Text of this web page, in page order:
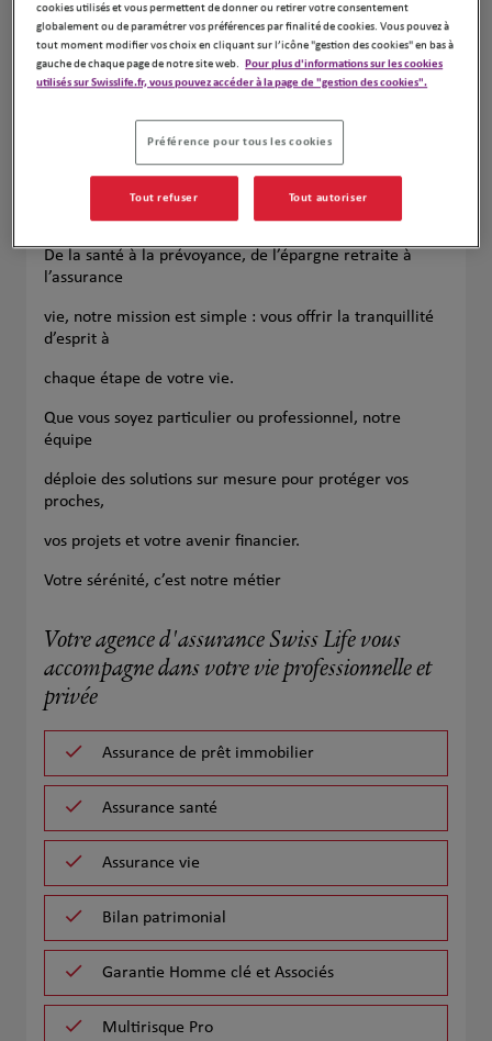
25 ans d’expertise pour sécuriser votre présent et
avenir.
De la santé à la prévoyance, de l’épargne retraite à
l’assurance
vie, notre mission est simple : vous offrir la tranquillité
d’esprit à
chaque étape de votre vie.
Que vous soyez particulier ou professionnel, notre
équipe
déploie des solutions sur mesure pour protéger vos
proches,
vos projets et votre avenir financier.
Votre sérénité, c’est notre métier
Votre agence d'assurance Swiss Life vous
accompagne dans votre vie professionnelle et
privée
Assurance de prêt immobilier
Assurance santé
Assurance vie
Bilan patrimonial
Garantie Homme clé et Associés
Multirisque Pro
cookies utilisés et vous permettent de donner ou retirer votre consentement
globalement ou de paramétrer vos préférences par finalité de cookies. Vous pouvez à
tout moment modifier vos choix en cliquant sur l’icône "gestion des cookies" en bas à
gauche de chaque page de notre site web. Pour plus d'informations sur les cookies
utilisés sur Swisslife.fr, vous pouvez accéder à la page de "gestion des cookies".
Préférence pour tous les cookies
Tout refuser Tout autoriser